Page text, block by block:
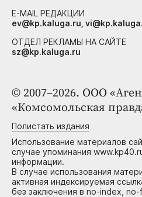
© 2007–2026. ООО
«Комсомольская
Полистать издания
Использование материалов
случае упоминания
информации.
В случае использования
активная индексируемая
без заключения в no-index,
E-MAIL РЕДАКЦИИ
ev@kp.kaluga.ru,
ОТДЕЛ РЕКЛАМЫ НА САЙТЕ
sz@kp.kaluga.ru